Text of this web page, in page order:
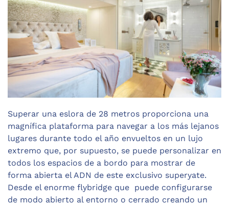
Superar una eslora de 28 metros proporciona una
magnífica plataforma para navegar a los más lejanos
lugares durante todo el año envueltos en un lujo
extremo que, por supuesto, se puede personalizar en
todos los espacios de a bordo para mostrar de
forma abierta el ADN de este exclusivo superyate.
Desde el enorme flybridge que puede configurarse
de modo abierto al entorno o cerrado creando un